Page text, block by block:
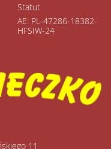
Statut
AE: PL-47286-18382-
HFSIW-24
11